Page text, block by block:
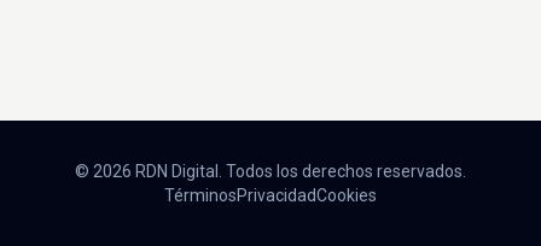
© 2026 RDN Digital. Todos los derechos reservados.
TérminosPrivacidadCookies